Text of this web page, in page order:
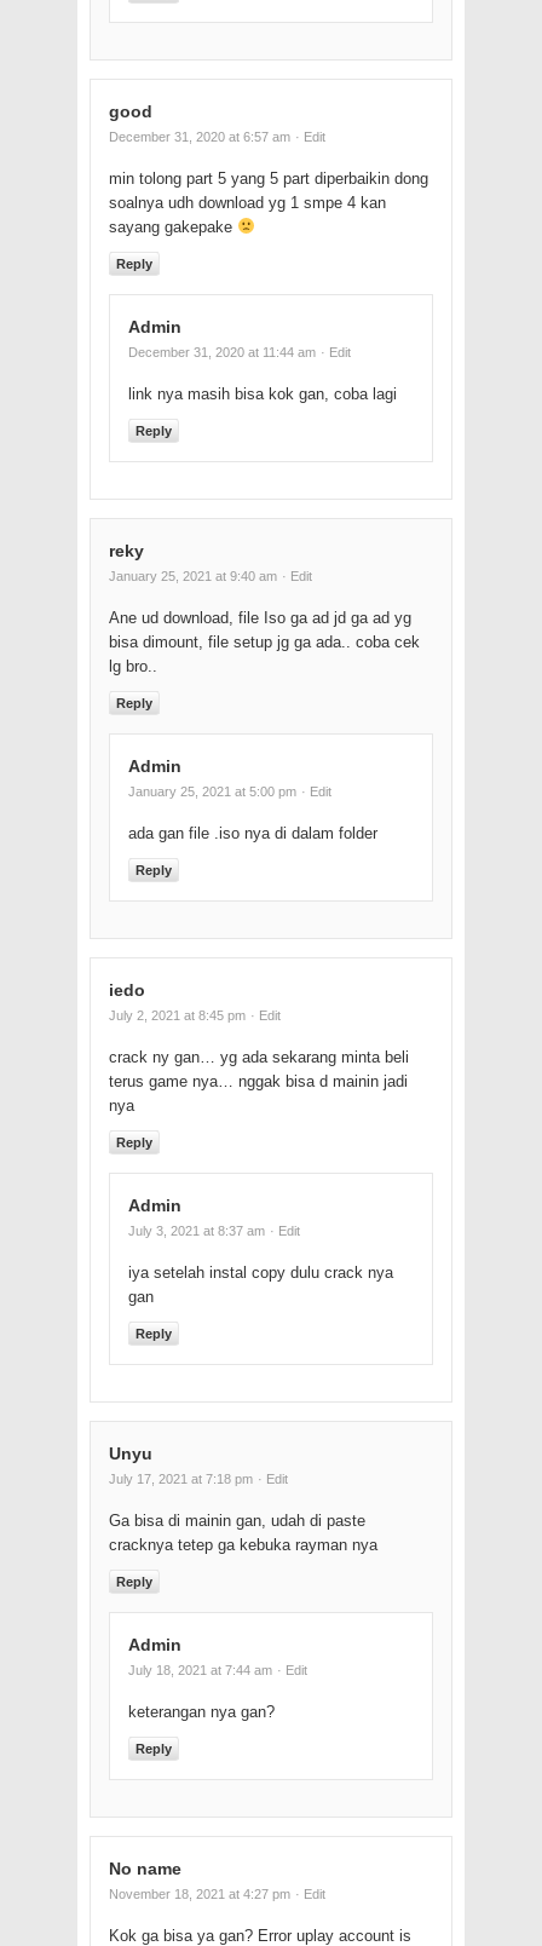
good
December 31, 2020 at 6:57 am · Edit
min tolong part 5 yang 5 part diperbaikin dong
soalnya udh download yg 1 smpe 4 kan
sayang gakepake
Reply
Admin
December 31, 2020 at 11:44 am · Edit
link nya masih bisa kok gan, coba lagi
Reply
reky
January 25, 2021 at 9:40 am · Edit
Ane ud download, file Iso ga ad jd ga ad yg
bisa dimount, file setup jg ga ada.. coba cek
lg bro..
Reply
Admin
January 25, 2021 at 5:00 pm · Edit
ada gan file .iso nya di dalam folder
Reply
iedo
July 2, 2021 at 8:45 pm · Edit
crack ny gan… yg ada sekarang minta beli
terus game nya… nggak bisa d mainin jadi
nya
Reply
Admin
July 3, 2021 at 8:37 am · Edit
iya setelah instal copy dulu crack nya
gan
Reply
Unyu
July 17, 2021 at 7:18 pm · Edit
Ga bisa di mainin gan, udah di paste
cracknya tetep ga kebuka rayman nya
Reply
Admin
July 18, 2021 at 7:44 am · Edit
keterangan nya gan?
Reply
No name
November 18, 2021 at 4:27 pm · Edit
Kok ga bisa ya gan? Error uplay account is